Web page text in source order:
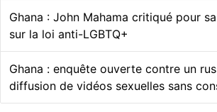
Ghana : John Mahama critiqué pour
sur la loi anti-LGBTQ+
Ghana : enquête ouverte contre un
diffusion de vidéos sexuelles sans